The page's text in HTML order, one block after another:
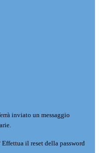
inviato un messaggio
il reset della password